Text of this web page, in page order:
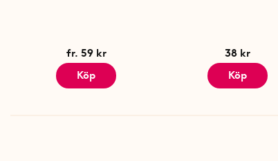
fr. 59 kr
Köp
38 kr
Köp